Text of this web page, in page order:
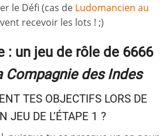
le Défi (cas de Ludomancien au
recevoir les lots ! ;)
: un jeu de rôle de 6666
Compagnie des Indes
TES OBJECTIFS LORS DE
JEU DE L’ÉTAPE 1 ?